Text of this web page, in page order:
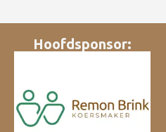
Hoofdsponsor: